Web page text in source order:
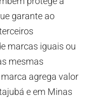
garante ao
marcas iguais ou
mesmas
agrega valor
e em Minas